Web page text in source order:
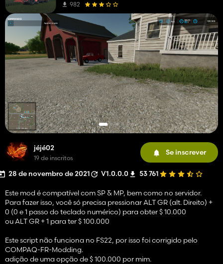
jéjé02
19 de inscritos
Se inscrever
28 de novembro de 2021 V1.0.0.0 53 761
Este mod é compatível com SP & MP, bem como no servidor.
Para fazer isso, você só precisa pressionar ALT GR (alt. Direito) +
0 (0 e 1 passo do teclado numérico) para obter $ 10.000
ou ALT GR + 1 para ter $ 100.000
Este script não funciona no FS22, por isso foi corrigido pelo
COMPAQ-FR-Modding.
adição de uma opção de $ 100.000 por mim.
982